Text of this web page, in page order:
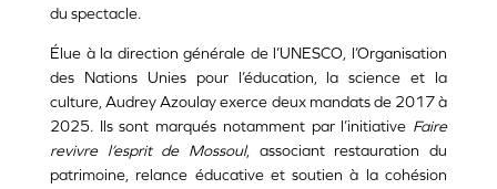
du spectacle.
Élue à la direction générale de l’UNESCO, l’Organisation
des Nations Unies pour l’éducation, la science et la
culture, Audrey Azoulay exerce deux mandats de 2017 à
2025. Ils sont marqués notamment par l’initiative Faire
revivre l’esprit de Mossoul, associant restauration du
patrimoine, relance éducative et soutien à la cohésion